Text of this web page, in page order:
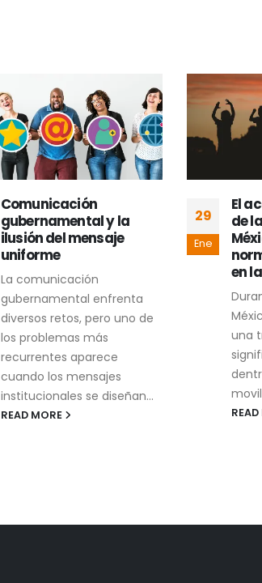
Comunicación
gubernamental y la
ilusión del mensaje
uniforme
La comunicación
gubernamental enfrenta
diversos retos, pero uno de
los problemas más
recurrentes aparece
cuando los mensajes
institucionales se diseñan...
READ MORE
29
Ene
El
de
en
una